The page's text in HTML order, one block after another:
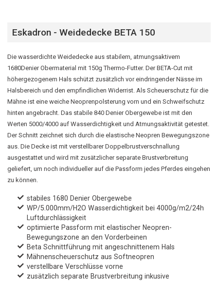
Eskadron - Weidedecke BETA 150
Die wasserdichte Weidedecke aus stabilem, atmungsaktivem
1680Denier Obermaterial mit 150g Thermo-Futter. Der BETA-Cut mit
höhergezogenem Hals schützt zusätzlich vor eindringender Nässe im
Halsbereich und den empfindlichen Widerrist. Als Scheuerschutz für die
Mähne ist eine weiche Neoprenpolsterung vorn und ein Schweifschutz
hinten angebracht. Das stabile 840 Denier Obergewebe ist mit den
Werten 5000/4000 auf Wasserdichtigkeit und Atmungsaktivität getestet.
Der Schnitt zeichnet sich durch die elastische Neopren Bewegungszone
aus. Die Decke ist mit verstellbarer Doppelbrustverschnallung
ausgestattet und wird mit zusätzlicher separate Brustverbreitung
geliefert, um noch individueller auf die Passform jedes Pferdes eingehen
zu können.
stabiles 1680 Denier Obergewebe
WP/5.000mm/H2O Wasserdichtigkeit bei 4000g/m2/24h
Luftdurchlässigkeit
optimierte Passform mit elastischer Neopren-
Bewegungszone an den Vorderbeinen
Beta Schnittführung mit angeschnittenem Hals
Mähnenscheuerschutz aus Softneopren
verstellbare Verschlüsse vorne
zusätzlich separate Brustverbreitung inkusive